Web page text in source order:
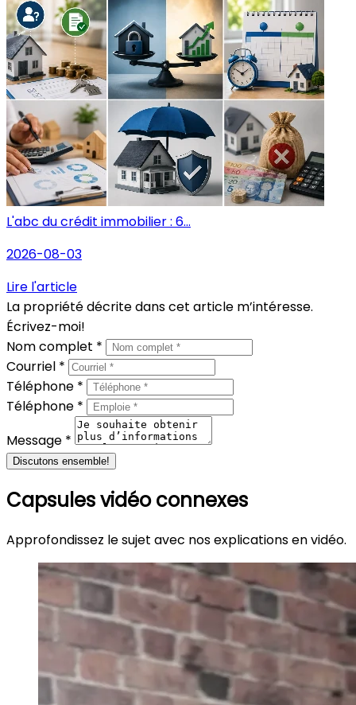
L'abc du crédit immobilier : 6...
2026-08-03
Lire l'article
La propriété décrite dans cet article m’intéresse.
Écrivez-moi!
Nom complet *
Courriel *
Téléphone *
Téléphone *
Message *
Discutons ensemble!
Capsules vidéo connexes
Approfondissez le sujet avec nos explications en vidéo.